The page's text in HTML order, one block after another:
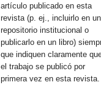
artículo publicado en esta
revista (p. ej., incluirlo en un
repositorio institucional o
publicarlo en un libro)
que indiquen claramente
el trabajo se publicó por
primera vez en esta revista.